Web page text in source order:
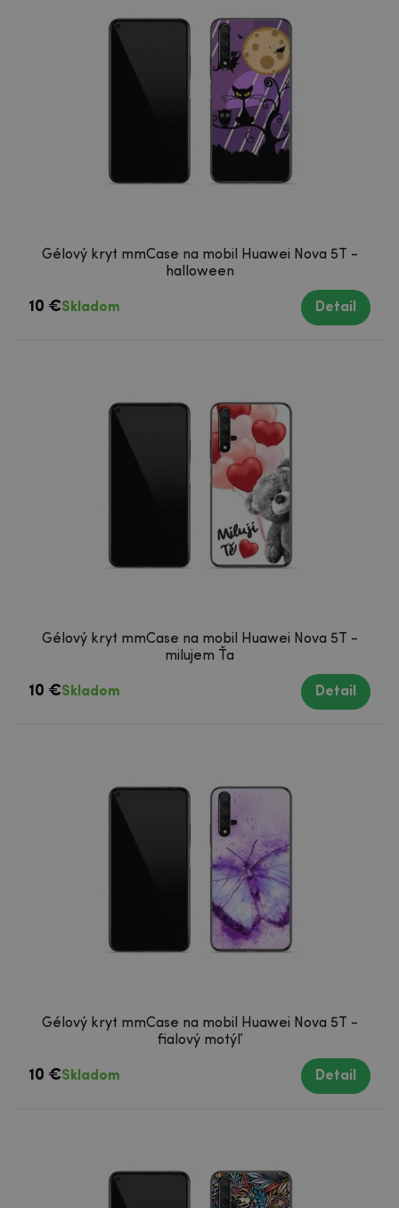
Gélový kryt mmCase na mobil Huawei Nova 5T -
halloween
10 €Skladom Detail
Gélový kryt mmCase na mobil Huawei Nova 5T -
milujem Ťa
10 €Skladom Detail
Gélový kryt mmCase na mobil Huawei Nova 5T -
fialový motýľ
10 €Skladom Detail